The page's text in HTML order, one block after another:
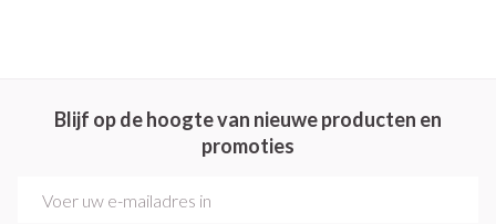
Blijf op de hoogte van nieuwe producten en
promoties